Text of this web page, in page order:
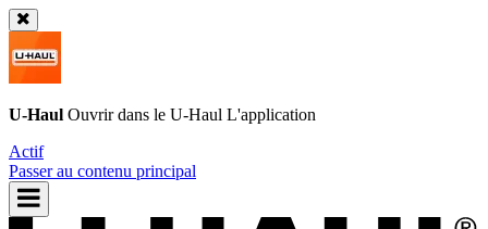
U-Haul Ouvrir dans le U-Haul L'application
Actif
Passer au contenu principal